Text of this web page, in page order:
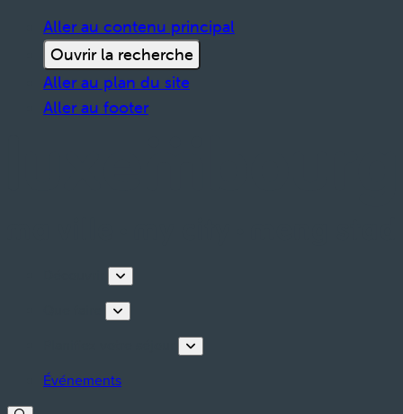
Aller au contenu principal
Ouvrir la recherche
Aller au plan du site
Aller au footer
Événements